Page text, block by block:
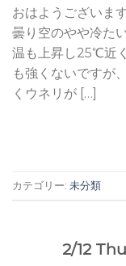
おはようございま
曇り空のやや冷た
温も上昇し25℃近
も強くないですが
くウネリが […]
カテゴリー: 未分類
2/12